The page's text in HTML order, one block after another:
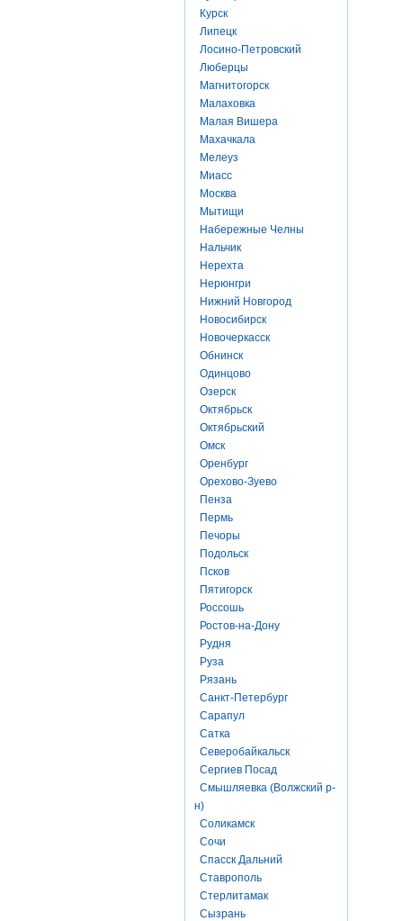
Курск
Липецк
Лосино-Петровский
Люберцы
Магнитогорск
Малаховка
Малая Вишера
Махачкала
Мелеуз
Миасс
Москва
Мытищи
Набережные Челны
Нальчик
Нерехта
Нерюнгри
Нижний Новгород
Новосибирск
Новочеркасск
Обнинск
Одинцово
Озерск
Октябрьск
Октябрьский
Омск
Оренбург
Орехово-Зуево
Пенза
Пермь
Печоры
Подольск
Псков
Пятигорск
Россошь
Ростов-на-Дону
Рудня
Руза
Рязань
Санкт-Петербург
Сарапул
Сатка
Северобайкальск
Сергиев Посад
Смышляевка (Волжский р-
н)
Соликамск
Сочи
Спасск Дальний
Ставрополь
Стерлитамак
Сызрань